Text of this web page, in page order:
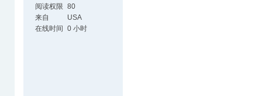
阅读权限 80
来自
USA
在线时间
0 小时